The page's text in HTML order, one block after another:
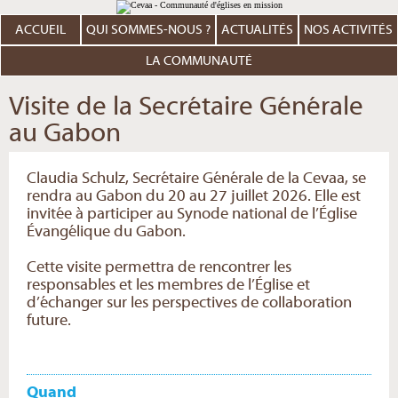
au
contenu.
Aller
personnels
ACCUEIL QUI SOMMES-NOUS ? ACTUALITÉS NOS ACTIVITÉS
LA COMMUNAUTÉ
Visite de la Secrétaire Générale
au Gabon
Claudia Schulz, Secrétaire Générale de la Cevaa, se
rendra au Gabon du 20 au 27 juillet 2026. Elle est
invitée à participer au Synode national de l’Église
Évangélique du Gabon.
Cette visite permettra de rencontrer les
responsables et les membres de l’Église et
d’échanger sur les perspectives de collaboration
future.
Quand